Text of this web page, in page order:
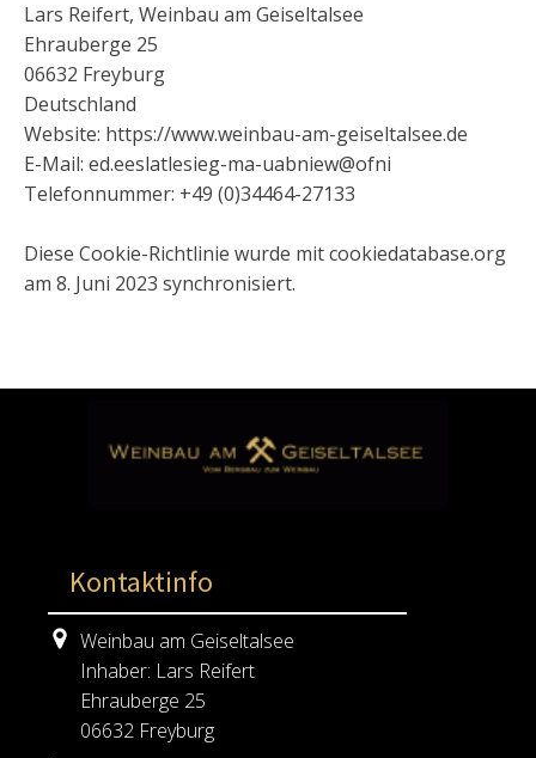
Lars Reifert, Weinbau am Geiseltalsee
Ehrauberge 25
06632 Freyburg
Deutschland
Website: https://www.weinbau-am-geiseltalsee.de
E-Mail: ed.eeslatlesieg-ma-uabniew@ofni
Telefonnummer: +49 (0)34464-27133
Diese Cookie-Richtlinie wurde mit cookiedatabase.org
am 8. Juni 2023 synchronisiert.
Kontaktinfo
Weinbau am Geiseltalsee
Inhaber: Lars Reifert
Ehrauberge 25
06632 Freyburg